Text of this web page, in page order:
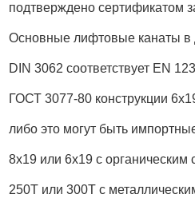
подтверждено сертификатом
Основные лифтовые канаты
DIN 3062 соответствует EN
ГОСТ 3077-80 конструкции
либо это могут быть
8х19 или 6х19 с органическим
250Т или 300Т с